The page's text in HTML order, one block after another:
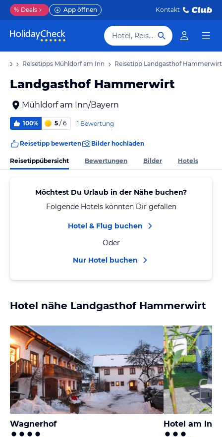
% Deals App öffnen Kontakt
Hotel, Reiseziel
Reisetipps Mühldorf am Inn Reisetipp Landgasthof Hammerwirt
Landgasthof Hammerwirt
Mühldorf am Inn/Bayern
100% 5 / 6 1 Bewertung
Reisetipp bewerten Bilder hochladen
Reisetippübersicht Bewertungen Bilder Hotels
Möchtest Du Urlaub in der Nähe buchen?
Folgende Hotels könnten Dir gefallen
Hotel & Flug buchen
Oder
Nur Hotel buchen
Hotel nähe Landgasthof Hammerwirt
Wagnerhof Hotel am Inn